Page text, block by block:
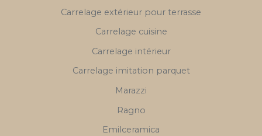
Carrelage extérieur pour terrasse
Carrelage cuisine
Carrelage intérieur
Carrelage imitation parquet
Marazzi
Ragno
Emilceramica